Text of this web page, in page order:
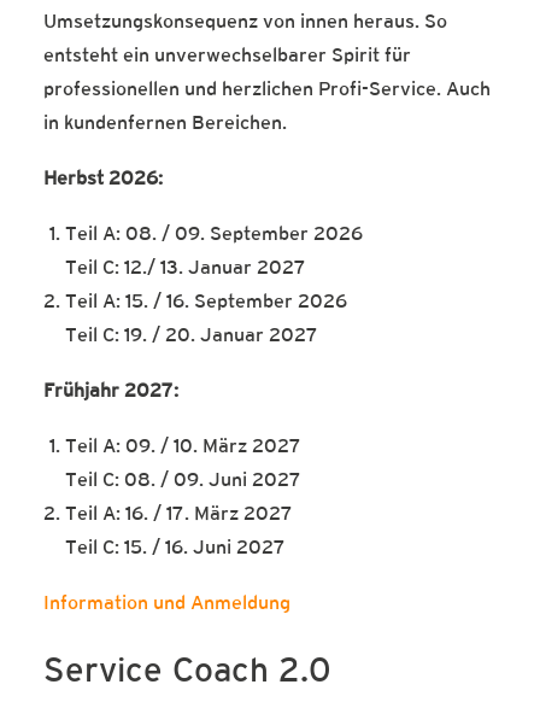
Umsetzungskonsequenz von innen heraus. So
entsteht ein unverwechselbarer Spirit für
professionellen und herzlichen Profi-Service. Auch
in kundenfernen Bereichen.
Herbst 2026:
Teil A: 08. / 09. September 2026
Teil C: 12./ 13. Januar 2027
Teil A: 15. / 16. September 2026
Teil C: 19. / 20. Januar 2027
Frühjahr 2027:
Teil A: 09. / 10. März 2027
Teil C: 08. / 09. Juni 2027
Teil A: 16. / 17. März 2027
Teil C: 15. / 16. Juni 2027
Information und Anmeldung
Service Coach 2.0